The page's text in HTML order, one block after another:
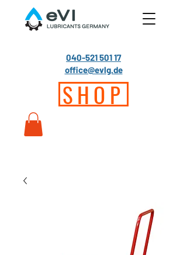
040-521 501 17
office@evlg.de
SHOP